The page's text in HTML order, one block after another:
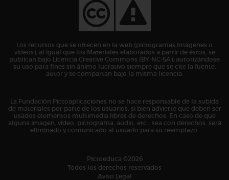
Los recursos que se ofrecen en la web (pictogramas,imágenes o
vídeos), al igual que los Materiales elaborados a partir de éstos, se
publican bajo Licencia Creative Commons (BY-NC-SA), autorizándose
su uso para fines sin ánimo lucrativo siempre que se cite la fuente,
autor y se compartan bajo la misma licencia.
La Fundación Pictoaplicaciones no se hace responsable de la subida
de materiales por parte de los usuarios, si bien advierte que deben ser
usados elementos multimedia libres de derechos. En caso de que
alguna imagen, vídeo, pictograma, audio, etc… sea con derechos, será
eliminado y comunicado al usuario para su reemplazo.
Pictoeduca ©2026
Todos los derechos reservados
Aviso Legal